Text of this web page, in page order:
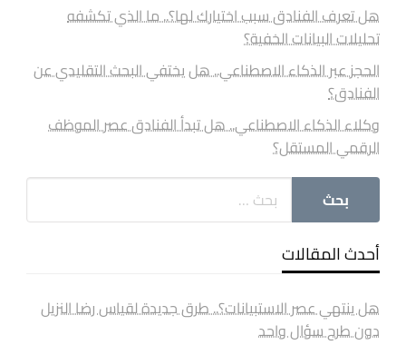
هل تعرف الفنادق سبب اختيارك لها؟.. ما الذي تكشفه
تحليلات البيانات الخفية؟
الحجز عبر الذكاء الاصطناعي.. هل يختفي البحث التقليدي عن
الفنادق؟
وكلاء الذكاء الاصطناعي.. هل تبدأ الفنادق عصر الموظف
الرقمي المستقل؟
أحدث المقالات
هل ينتهي عصر الاستبيانات؟.. طرق جديدة لقياس رضا النزيل
دون طرح سؤال واحد